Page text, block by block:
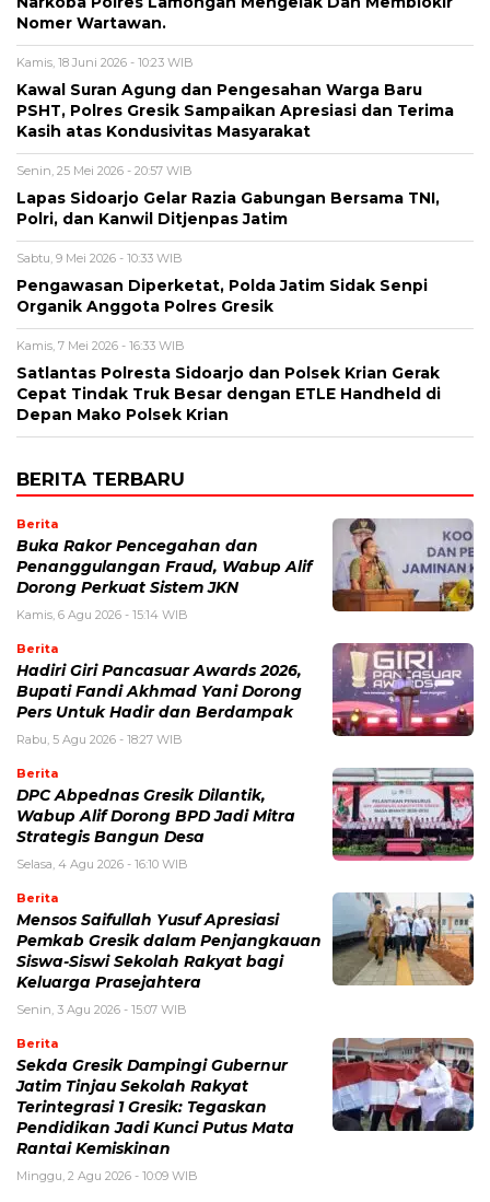
Nomer Wartawan.
Kamis, 18 Juni 2026 - 10:23 WIB
Kawal Suran Agung dan Pengesahan Warga Baru
PSHT, Polres Gresik Sampaikan Apresiasi dan Terima
Kasih atas Kondusivitas Masyarakat
Senin, 25 Mei 2026 - 20:57 WIB
Lapas Sidoarjo Gelar Razia Gabungan Bersama TNI,
Polri, dan Kanwil Ditjenpas Jatim
Sabtu, 9 Mei 2026 - 10:33 WIB
Pengawasan Diperketat, Polda Jatim Sidak Senpi
Organik Anggota Polres Gresik
Kamis, 7 Mei 2026 - 16:33 WIB
Satlantas Polresta Sidoarjo dan Polsek Krian Gerak
Cepat Tindak Truk Besar dengan ETLE Handheld di
Depan Mako Polsek Krian
BERITA TERBARU
Berita
Buka Rakor Pencegahan dan
Penanggulangan Fraud, Wabup Alif
Dorong Perkuat Sistem JKN
Kamis, 6 Agu 2026 - 15:14 WIB
Berita
Hadiri Giri Pancasuar Awards 2026,
Bupati Fandi Akhmad Yani Dorong
Pers Untuk Hadir dan Berdampak
Rabu, 5 Agu 2026 - 18:27 WIB
Berita
DPC Abpednas Gresik Dilantik,
Wabup Alif Dorong BPD Jadi Mitra
Strategis Bangun Desa
Selasa, 4 Agu 2026 - 16:10 WIB
Berita
Mensos Saifullah Yusuf Apresiasi
Pemkab Gresik dalam Penjangkauan
Siswa-Siswi Sekolah Rakyat bagi
Keluarga Prasejahtera
Senin, 3 Agu 2026 - 15:07 WIB
Berita
Sekda Gresik Dampingi Gubernur
Jatim Tinjau Sekolah Rakyat
Terintegrasi 1 Gresik: Tegaskan
Pendidikan Jadi Kunci Putus Mata
Rantai Kemiskinan
Minggu, 2 Agu 2026 - 10:09 WIB